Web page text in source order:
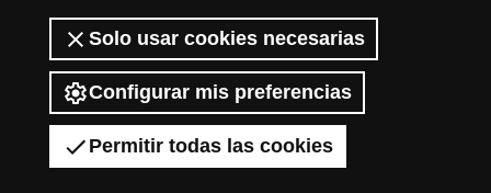
Solo usar cookies necesarias
Configurar mis preferencias
Permitir todas las cookies
in
Inicio Sobre el web Accesibilidad web Aviso Legal
privacidad
Protección de datos
construcción de una universidad más solidaria y más comprometida con
la realidad social, mediante la promoción de la participación voluntaria de
la comunidad universitaria como instrumento para la integración de
colectivos en riesgo de exclusión.